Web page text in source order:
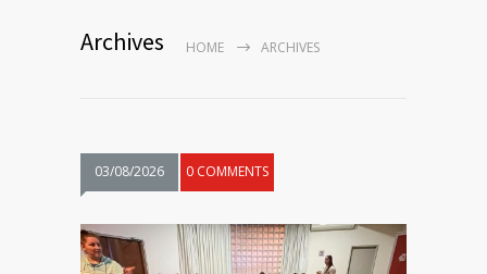
Archives HOME ARCHIVES
03/08/2026 0 COMMENTS